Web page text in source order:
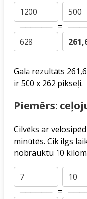
────── =
Gala rezultāts
ir 500 x 262 pikseļi.
Piemērs:
Cilvēks ar
minūtēs. Cik ilgs
nobrauktu 10
────── =